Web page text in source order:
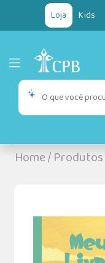
Loja Kids
Home/Produtos